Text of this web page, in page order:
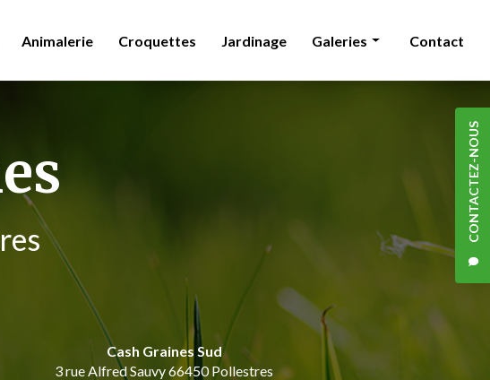
CONTACTEZ-NOUS
Animalerie Croquettes Jardinage Galeries Contact
Cash Graines Sud
3 rue Alfred Sauvy66450 Pollestres